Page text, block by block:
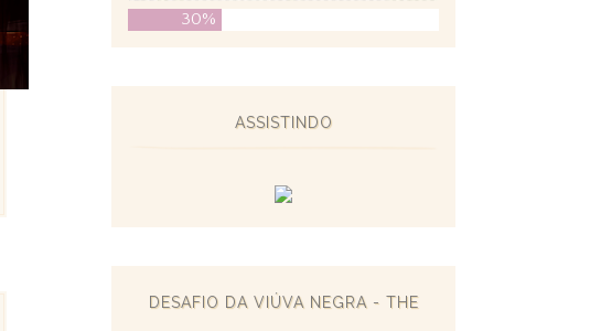
30%
ASSISTINDO
DESAFIO DA VIÚVA NEGRA - THE